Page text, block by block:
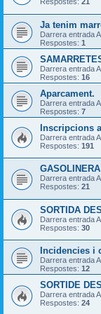
Ja tenim
Darrera entrada
Respostes: 1
Darrera entrada
Respostes: 16
Aparcament.
Darrera entrada
Respostes: 7
Inscripcions
Darrera entrada
Respostes: 191
Darrera entrada
Respostes: 21
SORTIDA
Darrera entrada
Respostes: 30
Incidencies i
Darrera entrada
Respostes: 12
SORTIDE
Darrera entrada
Respostes: 24